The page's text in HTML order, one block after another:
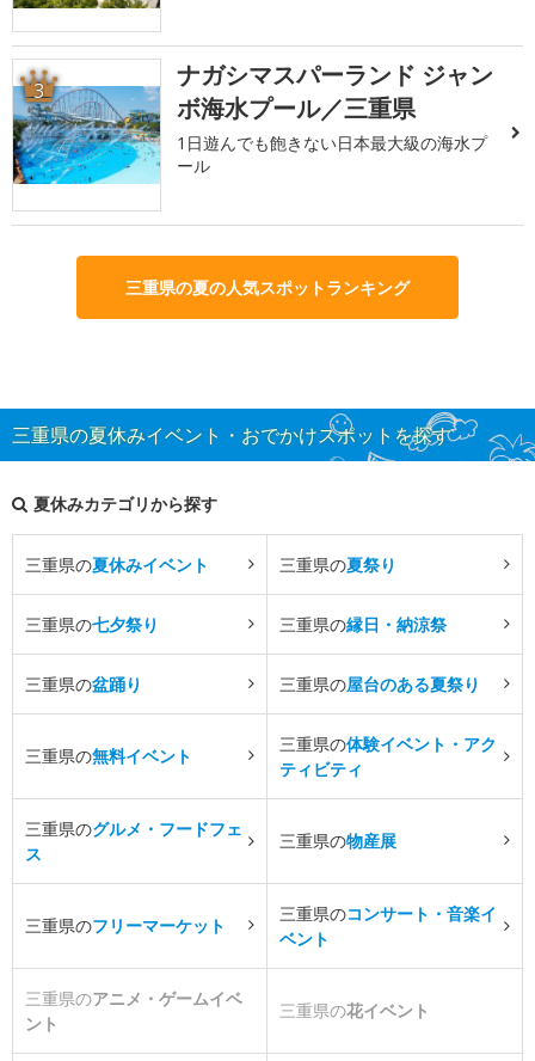
3
ナガシマスパーランド ジャン
ボ海水プール／三重県
1日遊んでも飽きない日本最大級の海水プ
ール
三重県の夏の人気スポットランキング
三重県の夏休みイベント・おでかけスポットを探す
夏休みカテゴリから探す
三重県の夏休みイベント 三重県の夏祭り
三重県の七夕祭り 三重県の縁日・納涼祭
三重県の盆踊り 三重県の屋台のある夏祭り
三重県の無料イベント
三重県の体験イベント・アク
ティビティ
三重県のグルメ・フードフェ
ス
三重県の物産展
三重県のフリーマーケット
三重県のコンサート・音楽イ
ベント
三重県のアニメ・ゲームイベ
ント
三重県の花イベント